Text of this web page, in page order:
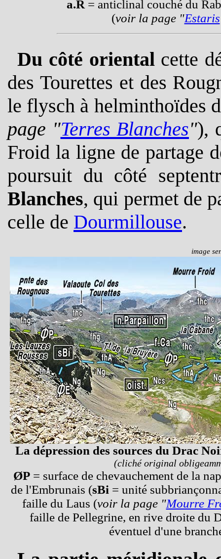
a.R = anticlinal couché du
(voir la page "Estaris
Du côté oriental cette
des Tourettes et des
le flysch à helminthoïdes
page "Terres Blanches"),
Froid la ligne de partage
poursuit du côté
Blanches, qui permet de
celle de Dourmillouse.
image
La dépression des sources du Drac
(cliché original
ØP= surface de chevauchement de la
de l'Embrunais (sBi = unité
faille du Laus (voir la page "Mourre
faille de Pellegrine, en rive droite du
éventuel d'une